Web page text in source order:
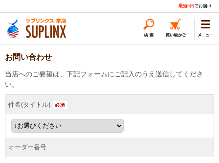
最短5日 でお届け
お問い合わせ
当店へのご要望は、下記フォームにご記入のうえ送信してくださ
い。
件名(タイトル)
オーダー番号